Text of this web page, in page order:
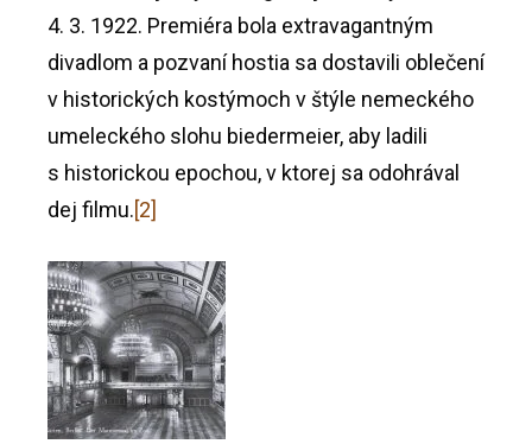
4. 3. 1922. Premiéra bola extravagantným
divadlom a pozvaní hostia sa dostavili oblečení
v historických kostýmoch v štýle nemeckého
umeleckého slohu biedermeier, aby ladili
s historickou epochou, v ktorej sa odohrával
dej filmu.[2]